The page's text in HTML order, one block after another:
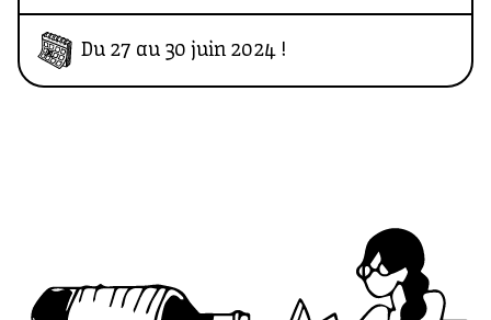
de Paname ». Préparez-vous à un
événement célébrant la musique et l’art
pour les artistes émergents et établis.
Et en plus de la compétition de clips, le
Du 27 au 30 juin 2024 !